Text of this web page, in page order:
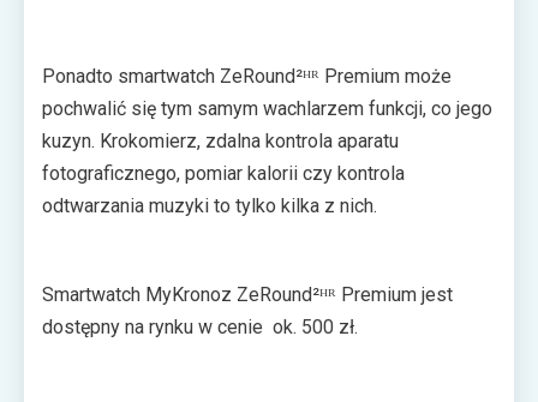
monitorowanie pracy serca może przynieść wymierne
korzyści.
Ponadto smartwatch ZeRound²ᴴᴿ Premium może
pochwalić się tym samym wachlarzem funkcji, co jego
kuzyn. Krokomierz, zdalna kontrola aparatu
fotograficznego, pomiar kalorii czy kontrola
odtwarzania muzyki to tylko kilka z nich.
Smartwatch MyKronoz ZeRound²ᴴᴿ Premium jest
dostępny na rynku w cenie ok. 500 zł.